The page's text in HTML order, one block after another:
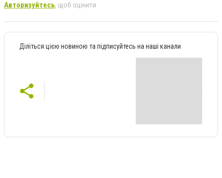
Авторизуйтесь, щоб оцінити
Діліться цією новиною та підписуйтесь на наші канали